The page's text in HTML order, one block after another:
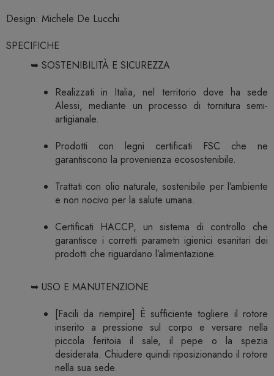
Design: Michele De Lucchi
SPECIFICHE
➥ SOSTENIBILITÀ E SICUREZZA
Realizzati in Italia, nel territorio dove ha sede
Alessi, mediante un processo di tornitura semi-
artigianale.
Prodotti con legni certificati FSC che ne
garantiscono la provenienza ecosostenibile.
Trattati con olio naturale, sostenibile per l’ambiente
e non nocivo per la salute umana.
Certificati HACCP, un sistema di controllo che
garantisce i corretti parametri igienici esanitari dei
prodotti che riguardano l’alimentazione.
➥ USO E MANUTENZIONE
[Facili da riempire] È sufficiente togliere il rotore
inserito a pressione sul corpo e versare nella
piccola feritoia il sale, il pepe o la spezia
desiderata. Chiudere quindi riposizionando il rotore
nella sua sede.